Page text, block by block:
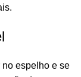
espelho e se